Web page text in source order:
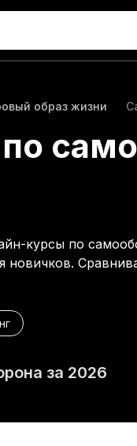
образ жизни
курсы по
новичков.
за 2026